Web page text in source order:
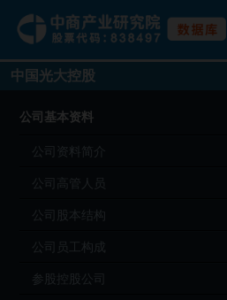
中国光大控股
公司基本资料
公司资料简介
公司高管人员
公司股本结构
公司员工构成
参股控股公司